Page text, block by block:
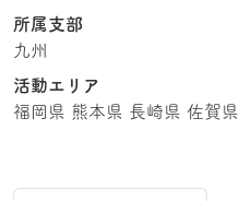
所属支部
九州
活動エリア
福岡県 熊本県 長崎県 佐賀県